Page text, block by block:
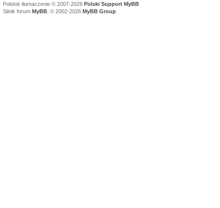
Polskie tłumaczenie © 2007-2026 Polski Support MyBB
Silnik forum MyBB , © 2002-2026 MyBB Group